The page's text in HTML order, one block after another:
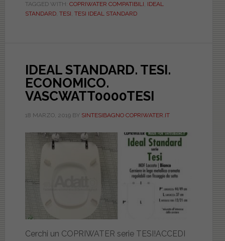
BIANCO.
TAGGED WITH: COPRIWATER COMPATIBILI, IDEAL
STANDARD, TESI, TESI IDEAL STANDARD
IDEAL STANDARD. TESI.
ECONOMICO.
VASCWATT0000TESI
18 MARZO, 2019BY SINTESIBAGNO COPRIWATER.IT
Cerchi un COPRIWATER serie TESI!ACCEDI